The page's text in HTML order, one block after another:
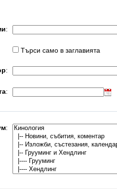
:
Търси само в заглавията
:
:
: